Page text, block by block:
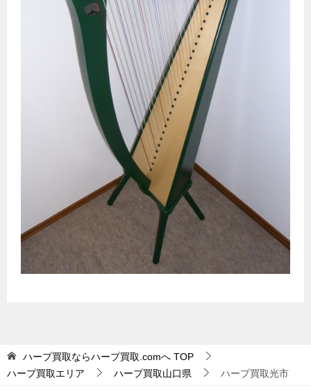
ハープ買取ならハープ買取.comへ TOP
ハープ買取エリア
ハープ買取山口県 ハープ買取光市